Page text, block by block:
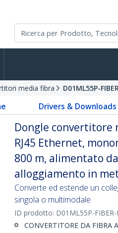
media fibra D01ML55P-
Drivers & Downloads
Dongle convertitore
RJ45 Ethernet,
800 m, alimentato
alloggiamento in
Converte ed estende un
singola o multimodale
ID prodotto: D01ML55P-
CONVERTITORE DA